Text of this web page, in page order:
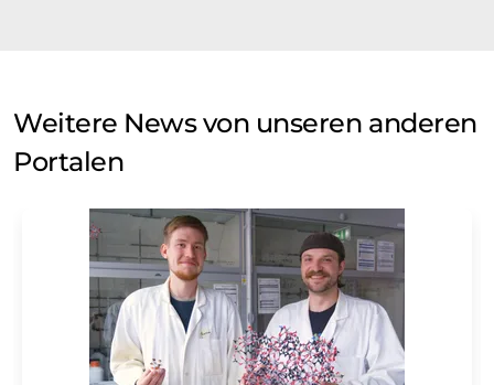
Weitere News von unseren anderen
Portalen